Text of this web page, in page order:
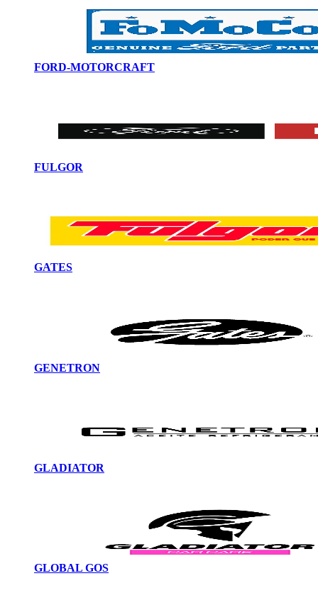
FORD-MOTORCRAFT
FULGOR
GATES
GENETRON
GLADIATOR
GLOBAL GOS